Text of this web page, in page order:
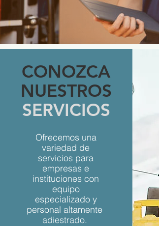
CONOZCA
NUESTROS
SERVICIOS
Ofrecemos una
variedad de
servicios para
empresas e
instituciones con
equipo
especializado y
personal altamente
adiestrado.